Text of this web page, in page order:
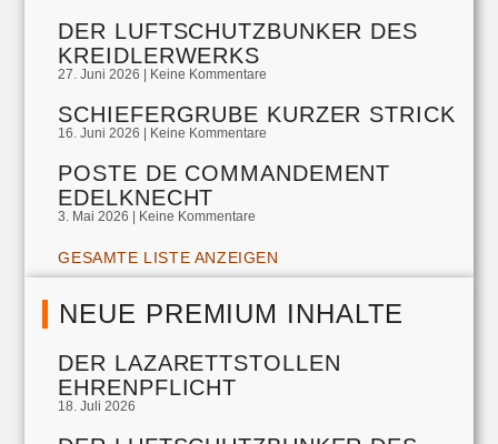
DER LUFTSCHUTZBUNKER DES
KREIDLERWERKS
27. Juni 2026 Keine Kommentare
SCHIEFERGRUBE KURZER STRICK
16. Juni 2026 Keine Kommentare
POSTE DE COMMANDEMENT
EDELKNECHT
3. Mai 2026 Keine Kommentare
GESAMTE LISTE ANZEIGEN
NEUE PREMIUM INHALTE
DER LAZARETTSTOLLEN
EHRENPFLICHT
18. Juli 2026